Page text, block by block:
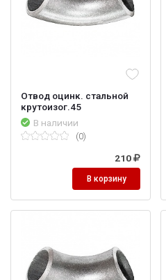
Отвод оцинк. стальной
крутоизог.45
В наличии
(0)
210
В корзину